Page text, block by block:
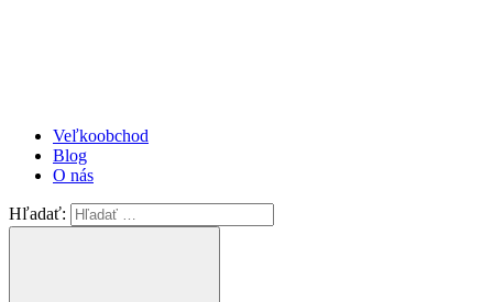
Veľkoobchod
Blog
O nás
Hľadať: